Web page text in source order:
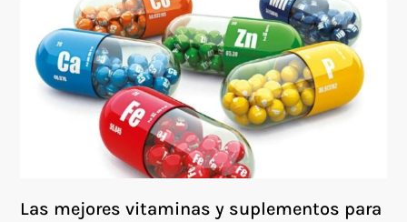
Las mejores vitaminas y suplementos para